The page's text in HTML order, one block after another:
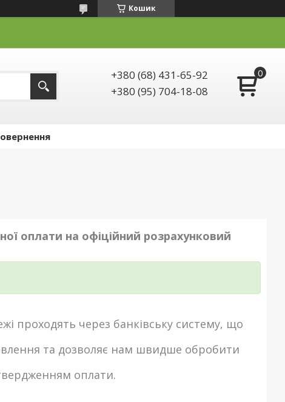
Кошик
+380 (68) 431-65-92
+380 (95) 704-18-08
оплати на офіційний розрахунковий
проходять через банківську систему, що
та дозволяє нам швидше обробити
оплати.